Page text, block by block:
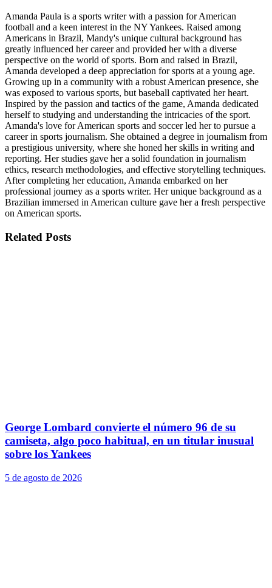
Amanda Paula is a sports writer with a passion for American
football and a keen interest in the NY Yankees. Raised among
Americans in Brazil, Mandy's unique cultural background has
greatly influenced her career and provided her with a diverse
perspective on the world of sports. Born and raised in Brazil,
Amanda developed a deep appreciation for sports at a young age.
Growing up in a community with a robust American presence, she
was exposed to various sports, but baseball captivated her heart.
Inspired by the passion and tactics of the game, Amanda dedicated
herself to studying and understanding the intricacies of the sport.
Amanda's love for American sports and soccer led her to pursue a
career in sports journalism. She obtained a degree in journalism from
a prestigious university, where she honed her skills in writing and
reporting. Her studies gave her a solid foundation in journalism
ethics, research methodologies, and effective storytelling techniques.
After completing her education, Amanda embarked on her
professional journey as a sports writer. Her unique background as a
Brazilian immersed in American culture gave her a fresh perspective
on American sports.
Related Posts
George Lombard convierte el número 96 de su
camiseta, algo poco habitual, en un titular inusual
sobre los Yankees
5 de agosto de 2026